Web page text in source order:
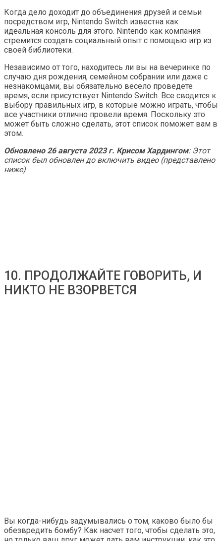
Когда дело доходит до объединения друзей и семьи
посредством игр, Nintendo Switch известна как
идеальная консоль для этого. Nintendo как компания
стремится создать социальный опыт с помощью игр из
своей библиотеки.
Независимо от того, находитесь ли вы на вечеринке по
случаю дня рождения, семейном собрании или даже с
незнакомцами, вы обязательно весело проведете
время, если присутствует Nintendo Switch. Все сводится к
выбору правильных игр, в которые можно играть, чтобы
все участники отлично провели время. Поскольку это
может быть сложно сделать, этот список поможет вам в
этом.
Обновлено 26 августа 2023 г. Крисом Хардингом: Этот
список был обновлен до включить видео (представлено
ниже)
10. ПРОДОЛЖАЙТЕ ГОВОРИТЬ, И
НИКТО НЕ ВЗОРВЕТСЯ
Вы когда-нибудь задумывались о том, каково было бы
обезвредить бомбу? Как насчет того, чтобы сделать это,